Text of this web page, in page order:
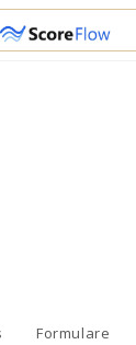
Formulare